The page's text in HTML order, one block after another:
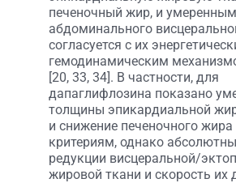
печеночный жир, и
абдоминального
согласуется с их
гемодинамическим
[20, 33, 34]. В частности, для
дапаглифлозина показано
толщины эпикардиальной
и снижение печеночного
критериям, однако
редукции висцеральной/
жировой ткани и скорость их